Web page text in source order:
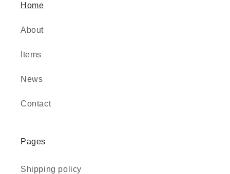
Home
About
Items
News
Contact
Pages
Shipping policy